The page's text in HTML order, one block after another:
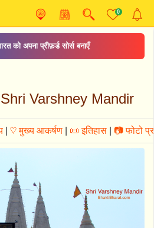
0
जगदीश हरे आरती
- Shri Varshney Mandir
♡ मुख्य आकर्षण 📜 इतिहास 📷 फोटो